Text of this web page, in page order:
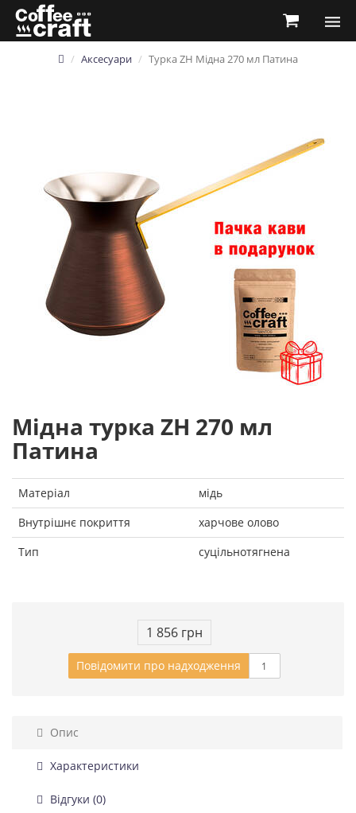
Аксесуари Турка ZH Мідна 270 мл Патина
Мідна турка ZH 270 мл
Патина
Матеріал
мідь
Внутрішнє покриття
харчове олово
Тип
суцільнотягнена
1 856 грн
Повідомити про надходження
Опис
Характеристики
Відгуки (0)